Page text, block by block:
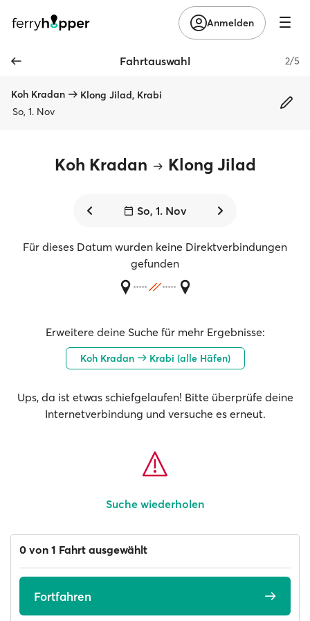
Anmelden
Fahrtauswahl 2/5
Koh Kradan
Klong Jilad, Krabi
So, 1. Nov
Koh Kradan Klong Jilad
So, 1. Nov
Für dieses Datum wurden keine Direktverbindungen
gefunden
Erweitere deine Suche für mehr Ergebnisse:
Koh Kradan Krabi (alle Häfen)
Ups, da ist etwas schiefgelaufen! Bitte überprüfe deine
Internetverbindung und versuche es erneut.
Suche wiederholen
0 von 1 Fahrt ausgewählt
Fortfahren